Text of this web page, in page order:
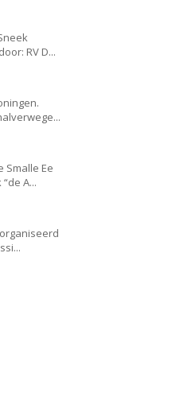
RV D...
Smalle Ee
A...